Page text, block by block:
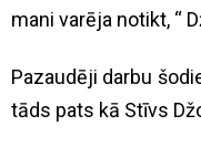
mani varēja notikt, “
Pazaudēji darbu
tāds pats kā Stīvs